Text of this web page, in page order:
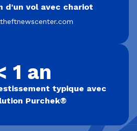
d'un vol avec chariot
1 an
typique avec
Purchek®